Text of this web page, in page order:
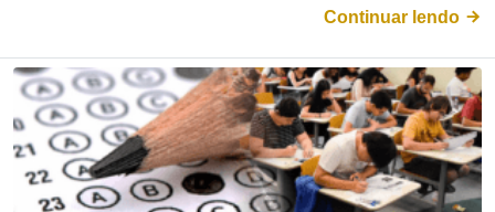
Continuar lendo